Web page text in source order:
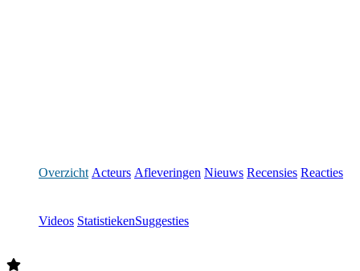
Overzicht Acteurs Afleveringen Nieuws Recensies Reacties
Videos StatistiekenSuggesties